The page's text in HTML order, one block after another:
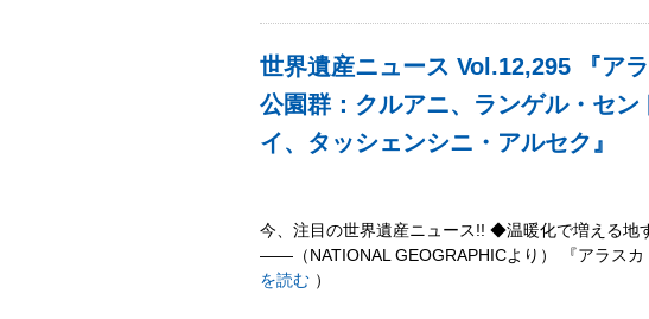
世界遺産ニュース Vol.12,295 『ア
公園群：クルアニ、ランゲル・セ
イ、タッシェンシニ・アルセク』
今、注目の世界遺産ニュース!! ◆温暖化で増える
――（NATIONAL GEOGRAPHICより） 『アラス
を読む）